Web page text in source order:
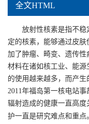
全文HTML
放射性核素是指不稳
定的核素，能够通过皮
加了肿瘤、畸变、遗传
材料在诸如核工业、能
的使用越来越多，而产
2011年福岛第一核电站
辐射造成的健康一直高度
护一直是研究难点和重点